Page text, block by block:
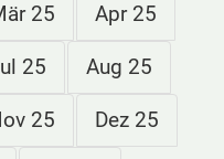
25 Apr 25
25 Aug 25
25 Dez 25